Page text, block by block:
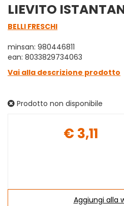
LIEVITO
BELLI FRESCHI
minsan: 980446811
ean: 8033829734063
Vai alla descrizione prodotto
Prodotto non disponibile
€ 3,11
Aggiungi alla